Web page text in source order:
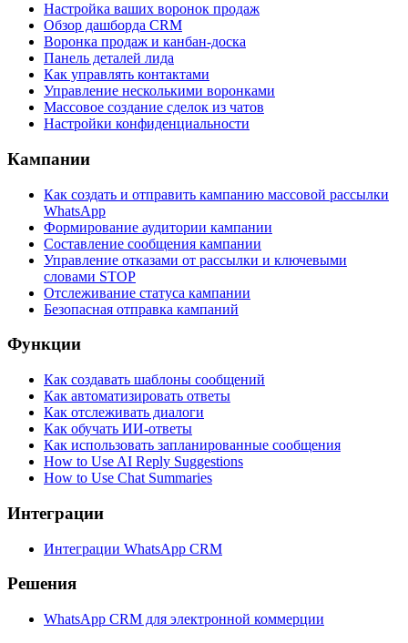
Настройка ваших воронок продаж
Обзор дашборда CRM
Воронка продаж и канбан-доска
Панель деталей лида
Как управлять контактами
Управление несколькими воронками
Массовое создание сделок из чатов
Настройки конфиденциальности
Кампании
Как создать и отправить кампанию массовой рассылки
WhatsApp
Формирование аудитории кампании
Составление сообщения кампании
Управление отказами от рассылки и ключевыми
словами STOP
Отслеживание статуса кампании
Безопасная отправка кампаний
Функции
Как создавать шаблоны сообщений
Как автоматизировать ответы
Как отслеживать диалоги
Как обучать ИИ-ответы
Как использовать запланированные сообщения
How to Use AI Reply Suggestions
How to Use Chat Summaries
Интеграции
Интеграции WhatsApp CRM
Решения
WhatsApp CRM для электронной коммерции